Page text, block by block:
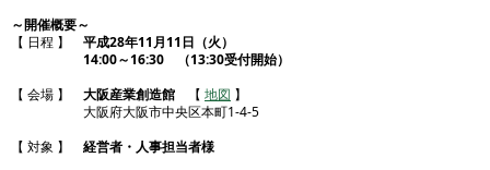
～開催概要～
【 日程 】 平成28年11月11日（火）
14:00～16:30 （13:30受付開始）
【 会場 】 大阪産業創造館 【 地図 】
大阪府大阪市中央区本町1-4-5
【 対象 】 経営者・人事担当者様